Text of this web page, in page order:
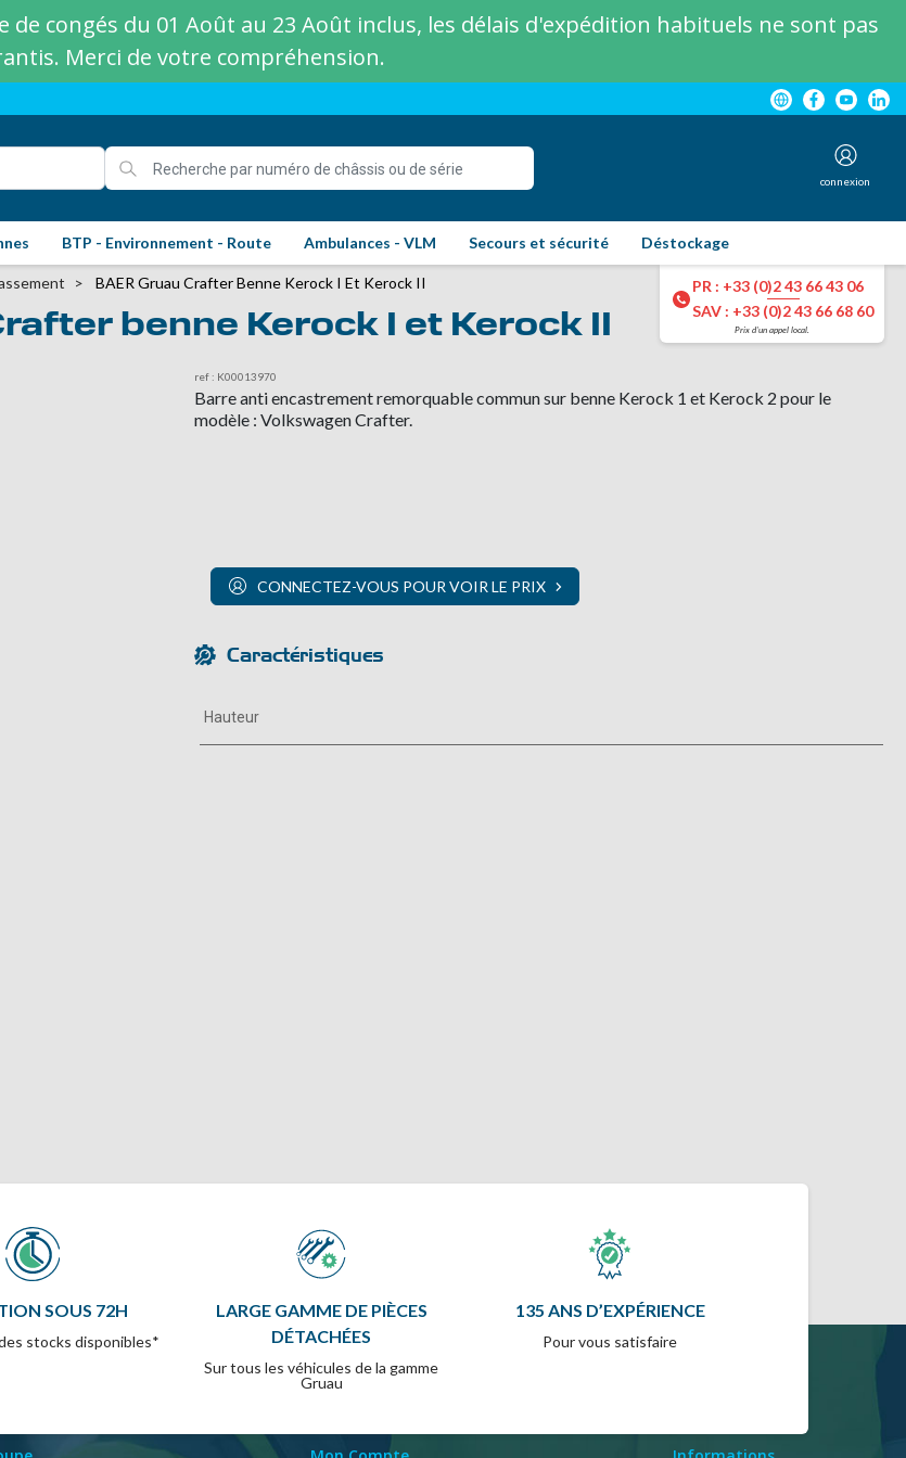
congés du 01 Août au 23 Août inclus, les délais d'expédition habituels ne sont pas
Merci de votre compréhension.
connexion
PR : +33 (0)2 43 66 43 06
SAV : +33 (0)2 43 66 68 60
Prix d'un appel local.
BTP - Environnement - Route Ambulances - VLM Secours et sécurité Déstockage
BAER Gruau Crafter Benne Kerock I Et Kerock II
benne Kerock I et Kerock II
ref : K00013970
Barre anti encastrement remorquable commun sur benne Kerock 1 et Kerock 2 pour le
modèle : Volkswagen Crafter.
CONNECTEZ-VOUS POUR VOIR LE PRIX
Caractéristiques
Hauteur
SOUS 72H
stocks disponibles*
LARGE GAMME DE PIÈCES
DÉTACHÉES
Sur tous les véhicules de la gamme
Gruau
135 ANS D’EXPÉRIENCE
Pour vous satisfaire